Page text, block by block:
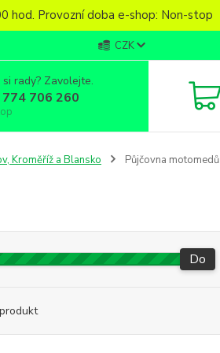
hod. Provozní doba e-shop: Non-stop
CZK
rady? Zavolejte.
706 260
Kroměříž a Blansko Půjčovna motomedů
Do